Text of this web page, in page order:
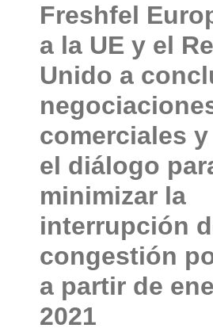
Freshfel
a la UE y el
Unido a
comerciales
el diálogo
minimizar la
interrupción
congestión
a partir de
2021